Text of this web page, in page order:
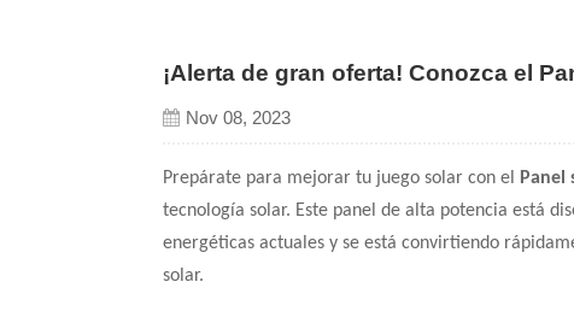
¡Alerta de gran oferta! Conozca el
Nov 08, 2023
Prepárate para mejorar tu juego solar con el Panel
tecnología solar. Este panel de alta potencia está
energéticas actuales y se está convirtiendo
solar.